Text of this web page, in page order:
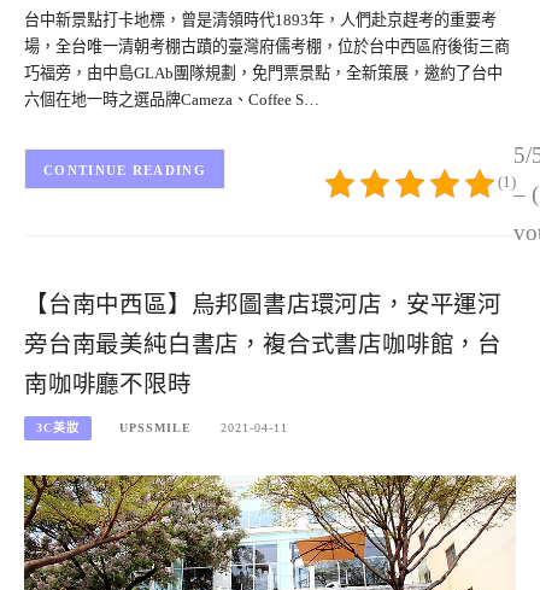
台中新景點打卡地標，曾是清領時代1893年，人們赴京趕考的重要考
場，全台唯一清朝考棚古蹟的臺灣府儒考棚，位於台中西區府後街三商
巧福旁，由中島GLAb團隊規劃，免門票景點，全新策展，邀約了台中
六個在地一時之選品牌Cameza、Coffee S…
5/
–
(1)
CONTINUE READING
【台南中西區】烏邦圖書店環河店，安平運河
旁台南最美純白書店，複合式書店咖啡館，台
南咖啡廳不限時
3C美妝 UPSSMILE 2021-04-11